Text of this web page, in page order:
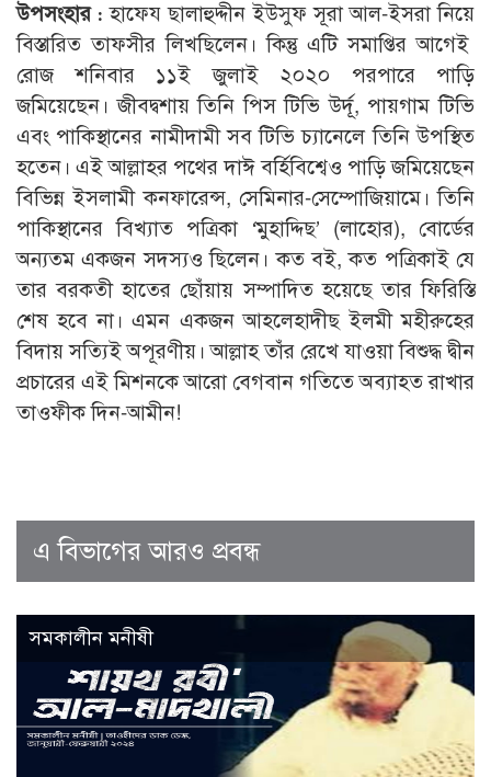
উপসংহার : হাফেয ছালাহুদ্দীন ইউসুফ সূরা আল-ইসরা নিয়ে
বিস্তারিত তাফসীর লিখছিলেন। কিন্তু এটি সমাপ্তির আগেই
রোজ শনিবার ১১ই জুলাই ২০২০ পরপারে পাড়ি
জমিয়েছেন। জীবদ্বশায় তিনি পিস টিভি উর্দূ, পায়গাম টিভি
এবং পাকিস্থানের নামীদামী সব টিভি চ্যানেলে তিনি উপস্থিত
হতেন। এই আল্লাহর পথের দাঈ বর্হিবিশ্বেও পাড়ি জমিয়েছেন
বিভিন্ন ইসলামী কনফারেন্স, সেমিনার-সেম্পোজিয়ামে। তিনি
পাকিস্থানের বিখ্যাত পত্রিকা ‘মুহাদ্দিছ’ (লাহোর), বোর্ডের
অন্যতম একজন সদস্যও ছিলেন। কত বই, কত পত্রিকাই যে
তার বরকতী হাতের ছোঁয়ায় সম্পাদিত হয়েছে তার ফিরিস্তি
শেষ হবে না। এমন একজন আহলেহাদীছ ইলমী মহীরুহের
বিদায় সত্যিই অপূরণীয়। আল্লাহ তাঁর রেখে যাওয়া বিশুদ্ধ দ্বীন
প্রচারের এই মিশনকে আরো বেগবান গতিতে অব্যাহত রাখার
তাওফীক দিন-আমীন!
এ বিভাগের আরও প্রবন্ধ
সমকালীন মনীষী